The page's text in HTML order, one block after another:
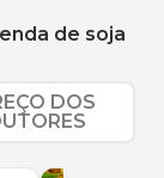
de soja
DOS